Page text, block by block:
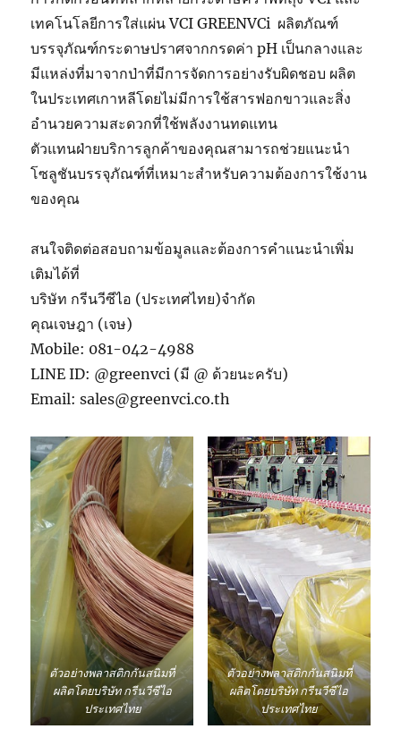
เทคโนโลยีการใส่แผ่น VCI GREENVCi ผลิตภัณฑ์
บรรจุภัณฑ์กระดาษปราศจากกรดค่า pH เป็นกลางและ
มีแหล่งที่มาจากป่าที่มีการจัดการอย่างรับผิดชอบ ผลิต
ในประเทศเกาหลีโดยไม่มีการใช้สารฟอกขาวและสิ่ง
อำนวยความสะดวกที่ใช้พลังงานทดแทน
ตัวแทนฝ่ายบริการลูกค้าของคุณสามารถช่วยแนะนำ
โซลูชันบรรจุภัณฑ์ที่เหมาะสำหรับความต้องการใช้งาน
ของคุณ
สนใจติดต่อสอบถามข้อมูลและต้องการคำแนะนำเพิ่ม
เติมได้ที่
บริษัท กรีนวีซีไอ (ประเทศไทย)จำกัด
คุณเจษฎา (เจษ)
Mobile: 081-042-4988
LINE ID: @greenvci (มี @ ด้วยนะครับ)
Email: sales@greenvci.co.th
ตัวอย่างพลาสติกกันสนิมที่
ผลิตโดยบริษัท กรีนวีซีไอ
ประเทศไทย
ตัวอย่างพลาสติกกันสนิมที่
ผลิตโดยบริษัท กรีนวีซีไอ
ประเทศไทย